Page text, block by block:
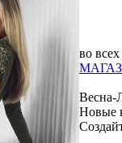
во всех
Весна-
Новые